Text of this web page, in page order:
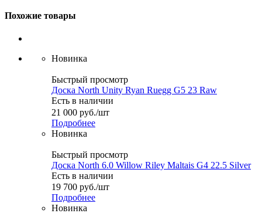
Похожие товары
Новинка
Быстрый просмотр
Доска North Unity Ryan Ruegg G5 23 Raw
Есть в наличии
21 000 руб./шт
Подробнее
Новинка
Быстрый просмотр
Доска North 6.0 Willow Riley Maltais G4 22.5 Silver
Есть в наличии
19 700 руб./шт
Подробнее
Новинка